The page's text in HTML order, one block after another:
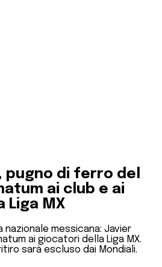
pugno di ferro del
ai club e ai
Liga MX
nazionale messicana: Javier
ai giocatori della Liga MX.
sarà escluso dai Mondiali.